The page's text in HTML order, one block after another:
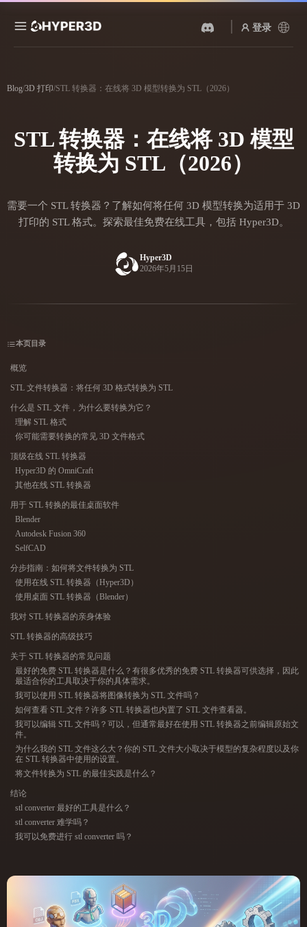
登录
Rodin ChatAvatar
功能
图片转 3D
上传一张图片，即刻获得 3D
物体。
从文字提示到 3D 物体 ——
即刻完成。
频。
用一句简单提示生成高质量
视觉内容。
将我们的创意 AI 接入你的应
AI 图像增强器
AI 纹理生成器
定价
社区
研究 博客
Metaverse
Mechanical
插件
Godot
ComfyUI
风格
Abstract Anime Cartoon
Fantasy Flat Gothic Hand-Painted
Industrial Isometric
Minimalist
Pixel Art
Blog/3D 打印/STL 转换器：在线将 3D 模型转换为 STL（2026）
STL 转换器：在线将 3D 模型
转换为 STL（2026）
需要一个 STL 转换器？了解如何将任何 3D 模型转换为适用于 3D
打印的 STL 格式。探索最佳免费在线工具，包括 Hyper3D。
Hyper3D
2026年5月15日
本页目录
概览
STL 文件转换器：将任何 3D 格式转换为 STL
什么是 STL 文件，为什么要转换为它？
理解 STL 格式
你可能需要转换的常见 3D 文件格式
顶级在线 STL 转换器
Hyper3D 的 OmniCraft
其他在线 STL 转换器
用于 STL 转换的最佳桌面软件
Blender
Autodesk Fusion 360
SelfCAD
分步指南：如何将文件转换为 STL
使用在线 STL 转换器（Hyper3D）
使用桌面 STL 转换器（Blender）
我对 STL 转换器的亲身体验
STL 转换器的高级技巧
关于 STL 转换器的常见问题
最好的免费 STL 转换器是什么？有很多优秀的免费 STL 转换器可供选择，因此
最适合你的工具取决于你的具体需求。
我可以使用 STL 转换器将图像转换为 STL 文件吗？
如何查看 STL 文件？许多 STL 转换器也内置了 STL 文件查看器。
我可以编辑 STL 文件吗？可以，但通常最好在使用 STL 转换器之前编辑原始文
件。
为什么我的 STL 文件这么大？你的 STL 文件大小取决于模型的复杂程度以及你
在 STL 转换器中使用的设置。
将文件转换为 STL 的最佳实践是什么？
结论
stl converter 最好的工具是什么？
stl converter 难学吗？
我可以免费进行 stl converter 吗？